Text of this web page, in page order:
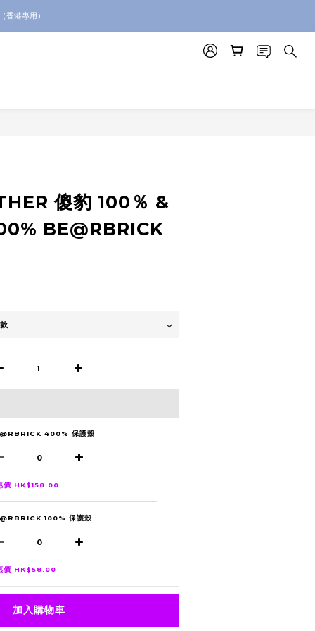
詢代購服務
港專用）
傻豹 100％ &
BE@RBRICK
400% 保護殼
價 HK$158.00
100% 保護殼
價 HK$58.00
加入購物車